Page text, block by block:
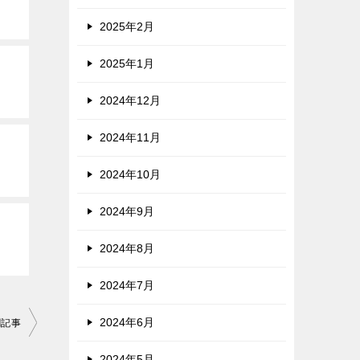
事
2025年2月
2025年1月
2024年12月
2024年11月
2024年10月
2024年9月
2024年8月
2024年7月
2024年6月